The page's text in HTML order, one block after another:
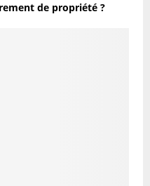
de propriété ?